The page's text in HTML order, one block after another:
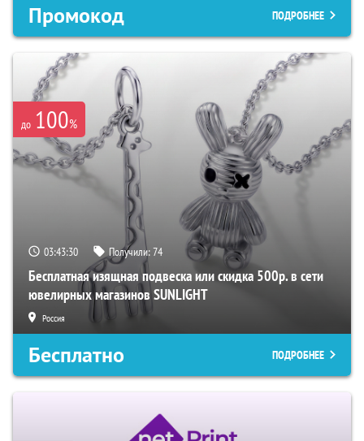
Промокод ПОДРОБНЕЕ
до 100%
03:43:29 Получили:74
Бесплатная изящная подвеска или скидка 500р. в сети
ювелирных магазинов SUNLIGHT
Россия
Бесплатно ПОДРОБНЕЕ